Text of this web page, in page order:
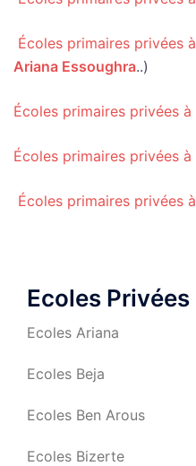
Écoles primaires privées à
Ariana Essoughra..)
Écoles primaires privées à
Écoles primaires privées à
Écoles primaires privées à
Ecoles Privées
Ecoles Ariana
Ecoles Beja
Ecoles Ben Arous
Ecoles Bizerte